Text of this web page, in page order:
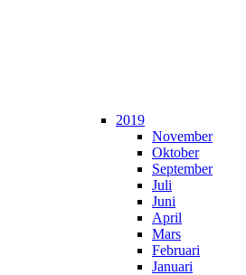
2019
November
Oktober
September
Juli
Juni
April
Mars
Februari
Januari